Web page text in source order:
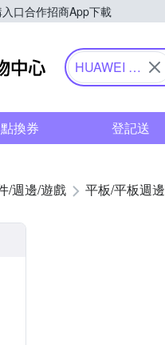
口合作招商App下載
Yahoo購物中心
HUAWEI 華
點換券 登記送
/週邊/遊戲 平板/平板週邊